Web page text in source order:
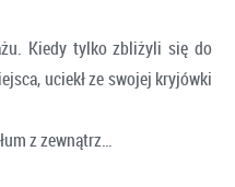
Kiedy tylko zbliżyli się do
uciekł ze swojej kryjówki
z zewnątrz…